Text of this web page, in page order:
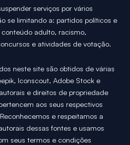
serviços por vários
se limitando a: partidos políticos e
adulto, racismo,
e atividades de votação.
neste site são obtidos de várias
Iconscout, Adobe Stock e
e direitos de propriedade
aos seus respectivos
e respeitamos a
dessas fontes e usamos
seus termos e condições